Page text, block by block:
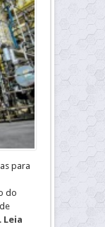
para
do
Leia